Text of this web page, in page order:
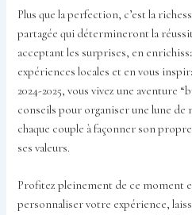
Plus que la perfection, c’est la
partagée qui détermineront la
acceptant les surprises, en
expériences locales et en vous
2024-2025, vous vivez une aventure
conseils pour organiser une lune
chaque couple à façonner son
ses valeurs.
Profitez pleinement de ce moment
personnaliser votre expérience,